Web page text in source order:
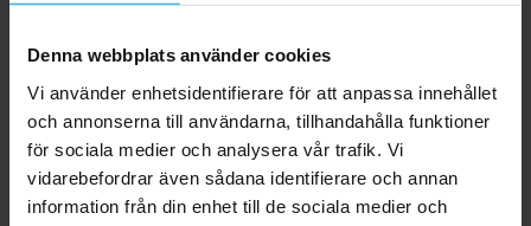
Denna webbplats använder cookies
Vi använder enhetsidentifierare för att anpassa innehållet
och annonserna till användarna, tillhandahålla funktioner
för sociala medier och analysera vår trafik. Vi
vidarebefordrar även sådana identifierare och annan
information från din enhet till de sociala medier och
Andra köpte även